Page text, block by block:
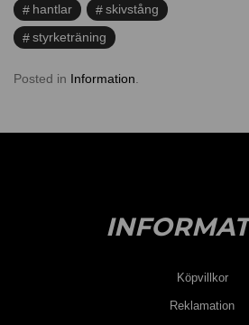
hantlar
skivstång
styrketräning
Posted in Information.
Köpvillkor
Reklamation